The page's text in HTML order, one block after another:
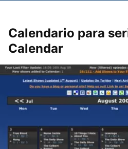
Calendario para
Calendar